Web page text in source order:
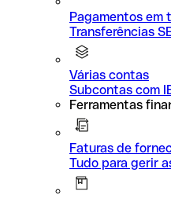
Pagamentos em
Transferências
Várias contas
Subcontas com
Ferramentas
Faturas de
Tudo para gerir